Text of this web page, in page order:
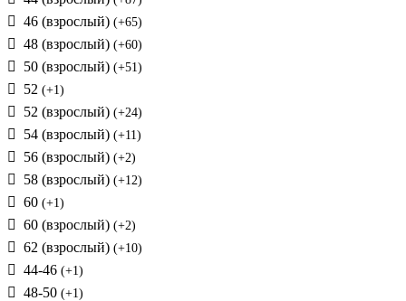
46 (взрослый) (+65)
48 (взрослый) (+60)
50 (взрослый) (+51)
52 (+1)
52 (взрослый) (+24)
54 (взрослый) (+11)
56 (взрослый) (+2)
58 (взрослый) (+12)
60 (+1)
60 (взрослый) (+2)
62 (взрослый) (+10)
44-46 (+1)
48-50 (+1)